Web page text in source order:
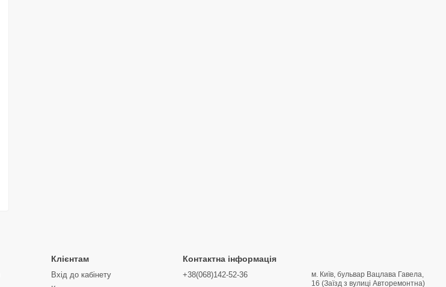
Клієнтам
Вхід до кабінету
Контактна інформація
+38(068)142-52-36
м. Київ, бульвар Вацлава Гавела,
16 (Заїзд з вулиці Авторемонтна)